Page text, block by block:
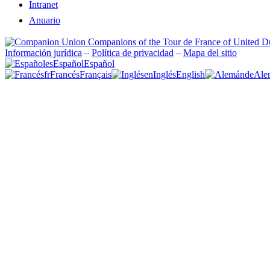
Intranet
Anuario
Información jurídica – Política de privacidad – Mapa del sitio
esEspañolEspañol
frFrancésFrançais enInglésEnglish de